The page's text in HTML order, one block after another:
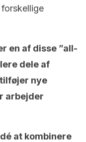
en af disse ”all-
dele af
nye
arbejder
at kombinere